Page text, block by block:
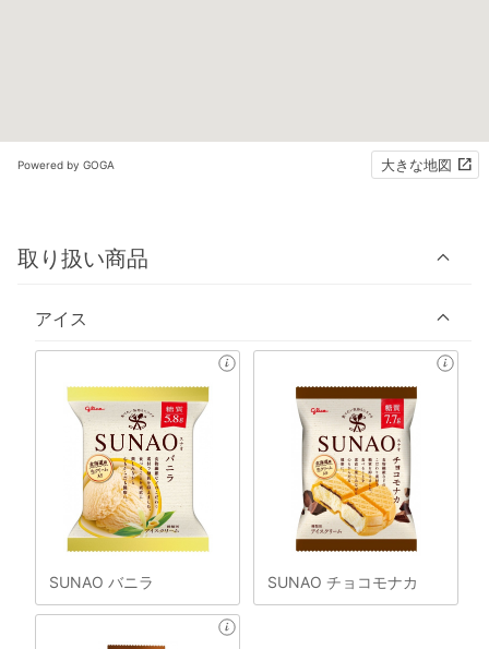
Powered by GOGA 大きな地図
取り扱い商品
アイス
SUNAO バニラ SUNAO チョコモナカ